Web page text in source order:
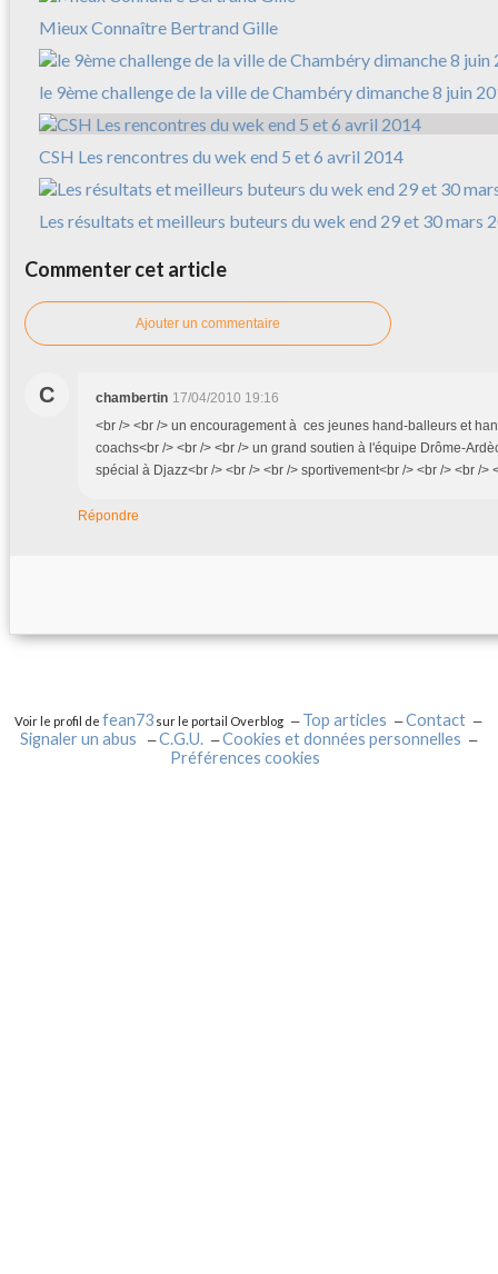
Mieux Connaître Bertrand Gille
le 9ème challenge de la ville de Chambéry dimanche 8 juin
CSH Les rencontres du wek end 5 et 6 avril 2014
Les résultats et meilleurs buteurs du wek end 29 et 30 mars
Commenter cet article
Ajouter un commentaire
C chambertin 17/04/2010 19:16
<br /> <br /> un encouragement à ces jeunes hand-balleurs et
coachs<br /> <br /> <br /> un grand soutien à l'équipe Drôme-
spécial à Djazz<br /> <br /> <br /> sportivement<br /> <br /> <br />
Répondre
Voir le profil defean73 sur le portail Overblog Top articles
Contact
Signaler un abus
C.G.U.
Cookies et données personnelles
Préférences cookies